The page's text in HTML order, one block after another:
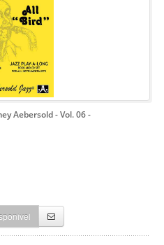
Aebersold - Vol. 06-